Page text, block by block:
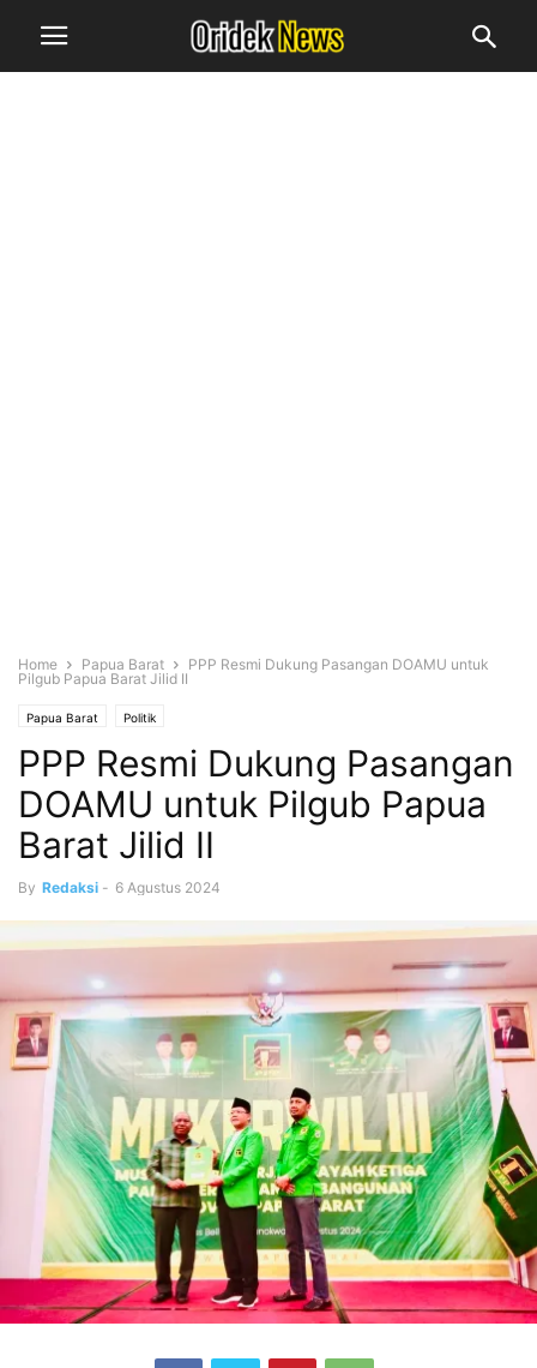
Home Papua Barat
PPP Resmi Dukung Pasangan DOAMU untuk
Pilgub Papua Barat Jilid II
Papua Barat Politik
PPP Resmi Dukung Pasangan
DOAMU untuk Pilgub Papua
Barat Jilid II
By Redaksi - 6 Agustus 2024